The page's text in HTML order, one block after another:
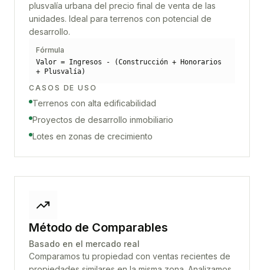
plusvalía urbana del precio final de venta de las
unidades. Ideal para terrenos con potencial de
desarrollo.
Fórmula
Valor = Ingresos - (Construcción + Honorarios
+ Plusvalía)
CASOS DE USO
Terrenos con alta edificabilidad
Proyectos de desarrollo inmobiliario
Lotes en zonas de crecimiento
Método de Comparables
Basado en el mercado real
Comparamos tu propiedad con ventas recientes de